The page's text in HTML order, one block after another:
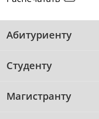
Абитуриенту
Студенту
Магистранту